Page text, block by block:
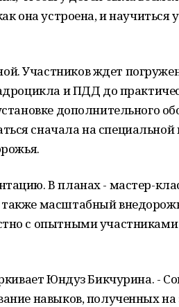
она устроена, и научиться
Участников ждет
и ПДД до
дополнительного
сначала на
В планах - мастер-
масштабный
с опытными
Юндуз Бикчурина. -
навыков, полученных на